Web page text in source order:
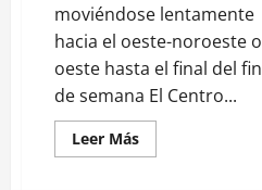
moviéndose lentamente
hacia el oeste-noroeste o
oeste hasta el final del fin
de semana El Centro...
Leer Más